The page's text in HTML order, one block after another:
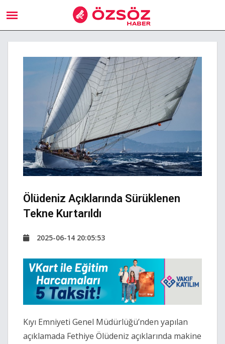
Ölüdeniz Açıklarında Sürüklenen
Tekne Kurtarıldı
2025-06-14 20:05:53
Kıyı Emniyeti Genel Müdürlüğü’nden yapılan
açıklamada Fethiye Ölüdeniz açıklarında makine